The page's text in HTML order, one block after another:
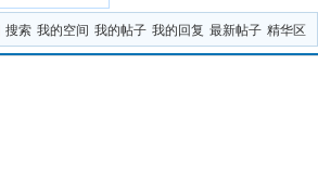
搜索 我的空间 我的帖子 我的回复 最新帖子 精华区